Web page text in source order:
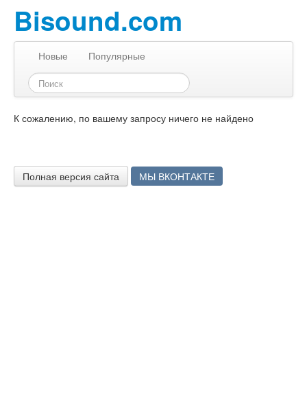
Bisound.com
Новые Популярные
К сожалению, по вашему запросу ничего не найдено
Полная версия сайта МЫ ВКОНТАКТЕ